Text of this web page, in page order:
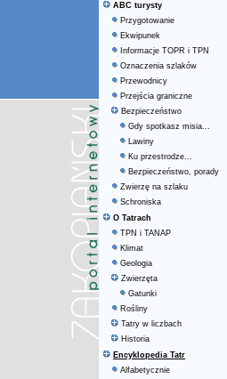
ABC turysty
Przygotowanie
Ekwipunek
Informacje TOPR i TPN
Oznaczenia szlaków
Przewodnicy
Przejścia graniczne
Bezpieczeństwo
Gdy spotkasz misia...
Lawiny
Ku przestrodze...
Bezpieczeństwo, porady
Zwierzę na szlaku
Schroniska
O Tatrach
TPN i TANAP
Klimat
Geologia
Zwierzęta
Gatunki
Rośliny
Tatry w liczbach
Historia
Encyklopedia Tatr
Alfabetycznie